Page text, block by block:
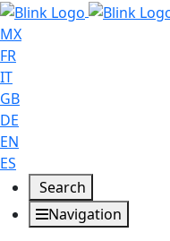
MX
FR
IT
GB
DE
EN
ES
Search
Navigation